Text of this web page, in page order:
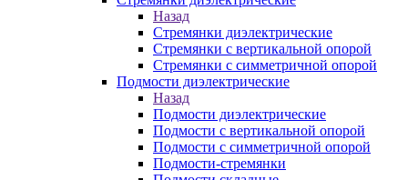
Назад
Стремянки диэлектрические
Стремянки с вертикальной опорой
Стремянки с симметричной опорой
Подмости диэлектрические
Назад
Подмости диэлектрические
Подмости с вертикальной опорой
Подмости с симметричной опорой
Подмости-стремянки